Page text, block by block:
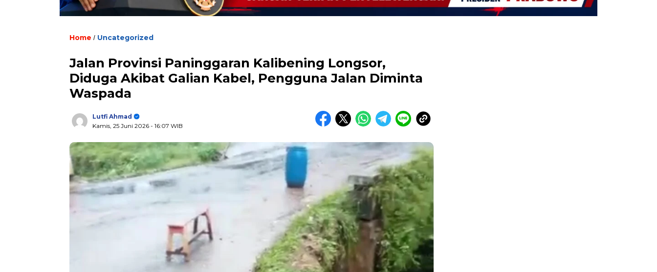
Home / Uncategorized
Jalan Provinsi Paninggaran Kalibening Longsor,
Diduga Akibat Galian Kabel, Pengguna Jalan Diminta
Waspada
Lutfi Ahmad
Kamis, 25 Juni 2026 - 16:07 WIB